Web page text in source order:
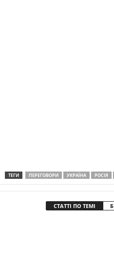
ТЕГИ ПЕРЕГОВОРИ УКРАЇНА РОСІЯ
СТАТТІ ПО ТЕМІ